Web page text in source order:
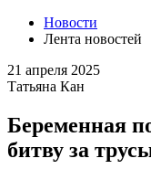
Новости
Лента новостей
21 апреля 2025
Татьяна Кан
Беременная
битву за